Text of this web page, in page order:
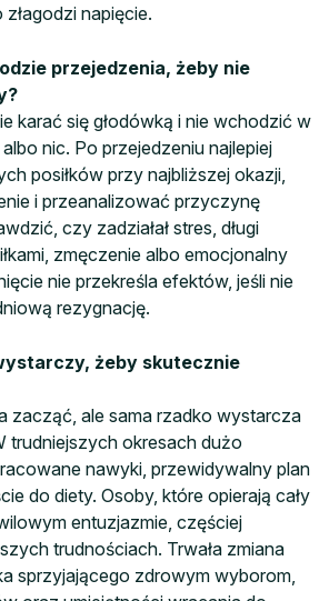
napięcie.
przejedzenia, żeby nie
karać się głodówką i nie wchodzić w
nic. Po przejedzeniu najlepiej
posiłków przy najbliższej okazji,
i przeanalizować przyczynę
czy zadziałał stres, długi
zmęczenie albo emocjonalny
nie przekreśla efektów, jeśli nie
rezygnację.
żeby skutecznie
zacząć, ale sama rzadko wystarcza
trudniejszych okresach dużo
nawyki, przewidywalny plan
do diety. Osoby, które opierają cały
entuzjazmie, częściej
trudnościach. Trwała zmiana
sprzyjającego zdrowym wyborom,